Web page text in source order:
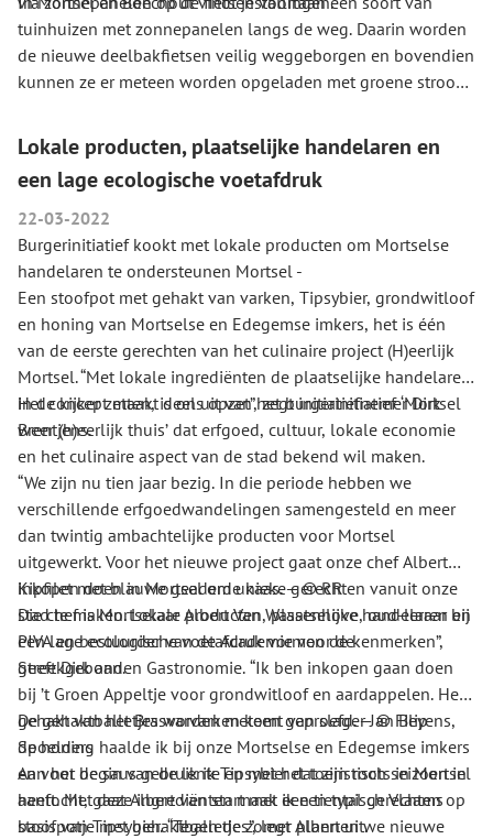
tuinhuizen met zonnepanelen langs de weg. Daarin worden
de nieuwe deelbakfietsen veilig weggeborgen en bovendien
kunnen ze er meteen worden opgeladen met groene stroom.
bakfietsen zijn simpelweg te openen met een app. De
fietsstallingen zijn te vinden op de hoek van de
Vremdesesteenweg en de Gillegomstraat in Boechout en op
de Vredebaan in Mortsel op de parking van kringwinkel
Opnieuw & Co.
Sander Bral 10-03-22 HLN
Lokale producten, plaatselijke handelaren en
een lage ecologische voetafdruk
22-03-2022
Burgerinitiatief kookt met lokale producten om Mortselse
handelaren te ondersteunen Mortsel -
Een stoofpot met gehakt van varken, Tipsybier, grondwitloof
en honing van Mortselse en Edegemse imkers, het is één
van de eerste gerechten van het culinaire project (H)eerlijk
Mortsel. “Met lokale ingrediënten de plaatselijke handelaren
in de kijker zetten, is ons opzet”, zegt initiatiefnemer Dirk
Brentjens.
Het concept maakt deel uit van het burgerinitiatief ‘Mortsel
weer (h)eerlijk thuis’ dat erfgoed, cultuur, lokale economie
en het culinaire aspect van de stad bekend wil maken.
“We zijn nu tien jaar bezig. In die periode hebben we
verschillende erfgoedwandelingen samengesteld en meer
dan twintig ambachtelijke producten voor Mortsel
uitgewerkt. Voor het nieuwe project gaat onze chef Albert
inkopen doen in Mortsel om unieke gerechten vanuit onze
stad te maken. Lokale producten, plaatselijke handelaren en
een lage ecologische voetafdruk vormen de kenmerken”,
geeft Dirk aan.
Kipfilet met blauwe geaderde kaas. — © RR
Die chef is Mortselaar Albert Van Wassenhove, oud-leraar bij
PIVA en bestuurder van de Academie voor de
Streekgebonden Gastronomie. “Ik ben inkopen gaan doen
bij ’t Groen Appeltje voor grondwitloof en aardappelen. Het
gehakt van het Brasvarvarken komt van slager Jan Beyens,
de honing haalde ik bij onze Mortselse en Edegemse imkers
en voor de saus gebruik ik Tipsybier dat zijn roots in Mortsel
heeft. Met deze ingrediënten maak ik een typisch Vlaams
stoofpotje met gehaktballetjes”, legt Albert uit.
De gehaktballetjes worden meteen geproefd. — © Filip
Spoelders
Aan het begin van de lente en met het toeristisch seizoen in
aantocht, gaat Albert van start met een tiental gerechten op
basis van Tipsybier. “Tegen de zomer plannen we nieuwe